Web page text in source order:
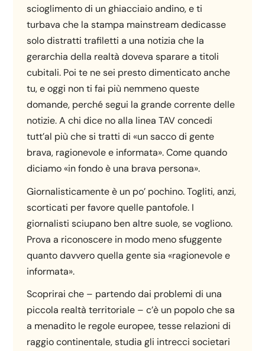
scioglimento di un ghiacciaio andino, e ti
turbava che la stampa mainstream dedicasse
solo distratti trafiletti a una notizia che la
gerarchia della realtà doveva sparare a titoli
cubitali. Poi te ne sei presto dimenticato anche
tu, e oggi non ti fai più nemmeno queste
domande, perché segui la grande corrente delle
notizie. A chi dice no alla linea TAV concedi
tutt’al più che si tratti di «un sacco di gente
brava, ragionevole e informata». Come quando
diciamo «in fondo è una brava persona».
Giornalisticamente è un po’ pochino. Togliti, anzi,
scorticati per favore quelle pantofole. I
giornalisti sciupano ben altre suole, se vogliono.
Prova a riconoscere in modo meno sfuggente
quanto davvero quella gente sia «ragionevole e
informata».
Scoprirai che – partendo dai problemi di una
piccola realtà territoriale – c’è un popolo che sa
a menadito le regole europee, tesse relazioni di
raggio continentale, studia gli intrecci societari